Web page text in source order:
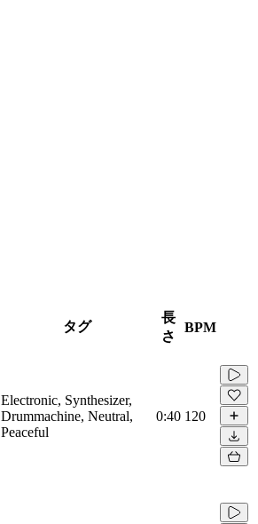
タグ
長
さ
BPM
Electronic, Synthesizer,
Drummachine, Neutral,
Peaceful
0:40 120